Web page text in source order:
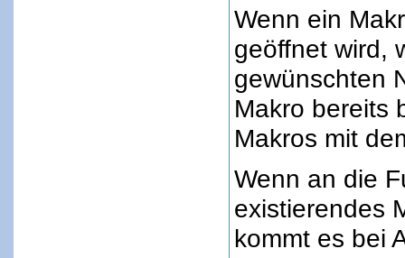
Wenn ein
geöffnet wird,
gewünschten
Makro bereits
Makros mit
Wenn an die
existierendes
kommt es bei